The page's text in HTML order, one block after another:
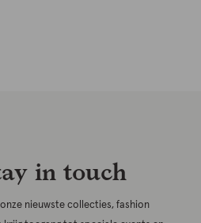
in touch
nieuwste collecties, fashion